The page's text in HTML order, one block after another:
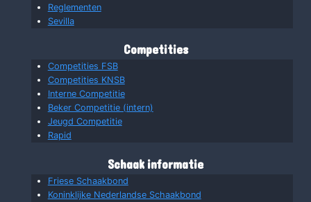
Reglementen
Sevilla
Competities
Competities FSB
Competities KNSB
Interne Competitie
Beker Competitie (intern)
Jeugd Competitie
Rapid
Schaak informatie
Friese Schaakbond
Koninklijke Nederlandse Schaakbond